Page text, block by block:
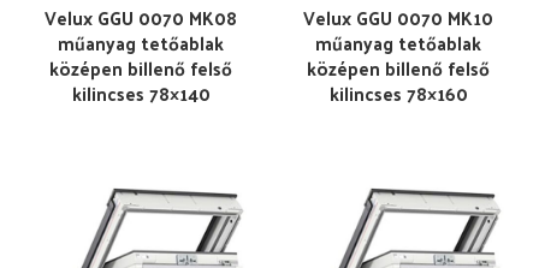
Velux GGU 0070 MK08
műanyag tetőablak
középen billenő felső
kilincses 78×140
Velux GGU 0070 MK10
műanyag tetőablak
középen billenő felső
kilincses 78×160